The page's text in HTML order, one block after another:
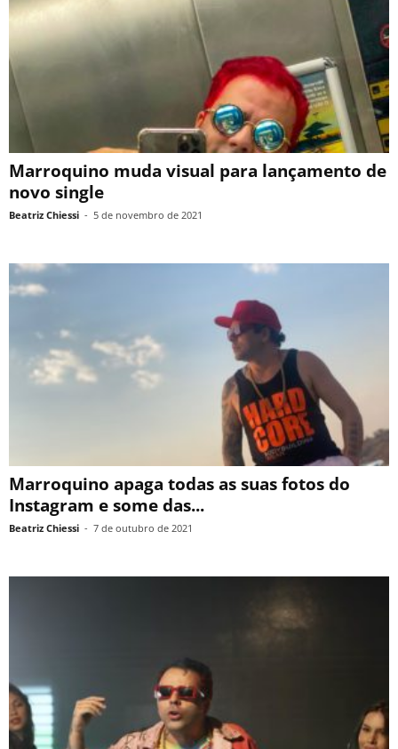
Marroquino muda visual para lançamento de
novo single
Beatriz Chiessi - 5 de novembro de 2021
Marroquino apaga todas as suas fotos do
Instagram e some das...
Beatriz Chiessi - 7 de outubro de 2021